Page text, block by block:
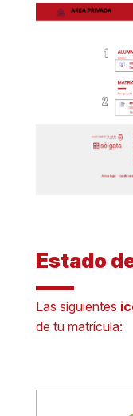
Estado
Las siguientes
de tu matrícula: